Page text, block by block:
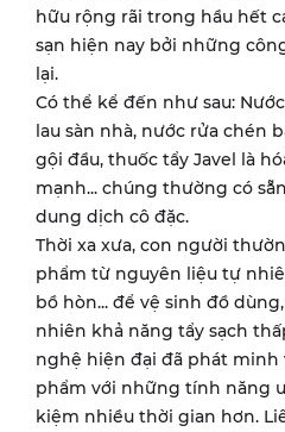
hữu rộng rãi trong hầu hết
sạn hiện nay bởi những
lại.
Có thể kể đến như sau:
lau sàn nhà, nước rửa chén
gội đầu, thuốc tẩy Javel là
mạnh... chúng thường có
dung dịch cô đặc.
Thời xa xưa, con người
phẩm từ nguyên liệu tự
bồ hòn... để vệ sinh đồ
nhiên khả năng tẩy sạch
nghệ hiện đại đã phát minh
phẩm với những tính năng
kiệm nhiều thời gian hơn.